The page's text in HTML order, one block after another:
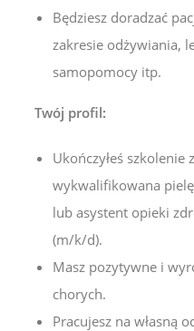
Będziesz doradzać
zakresie odżywiania,
samopomocy itp.
Twój profil:
Ukończyłeś szkolenie
wykwalifikowana
lub asystent opieki
(m/k/d).
Masz pozytywne i
chorych.
Pracujesz na własną